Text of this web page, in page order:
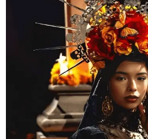
GEEKERS
MÚSICA
ENTRETENIMIENTO
RADIO SPLENDID
CONTACTO